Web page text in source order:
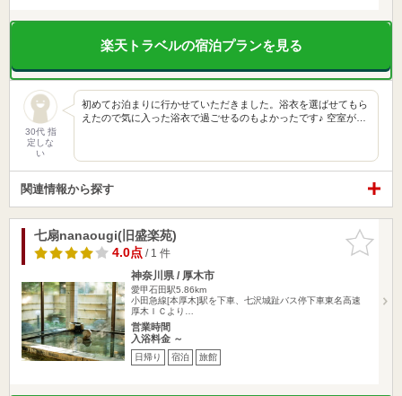
楽天トラベルの宿泊プランを見る
30代 指
定しな
い
初めてお泊まりに行かせていただきました。浴衣を選ばせてもら
えたので気に入った浴衣で過ごせるのもよかったです♪ 空室が…
関連情報から探す
お気に入
りに追加
七扇nanaougi(旧盛楽苑)
4.0点/ 1 件
神奈川県 / 厚木市
愛甲石田駅5.86km
小田急線[本厚木]駅を下車、七沢城趾バス停下車東名高速
厚木ＩＣより…
営業時間
入浴料金 ～
日帰り 宿泊 旅館